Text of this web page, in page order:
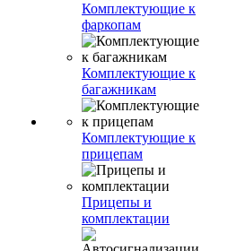
Комплектующие к
фаркопам
Комплектующие к
багажникам
Комплектующие к
прицепам
Прицепы и
комплектации